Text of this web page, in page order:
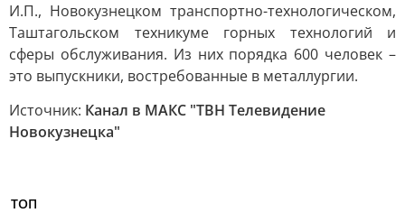
И.П., Новокузнецком транспортно-технологическом,
Таштагольском техникуме горных технологий и
сферы обслуживания. Из них порядка 600 человек –
это выпускники, востребованные в металлургии.
Источник: Канал в МАКС "ТВН Телевидение
Новокузнецка"
ТОП